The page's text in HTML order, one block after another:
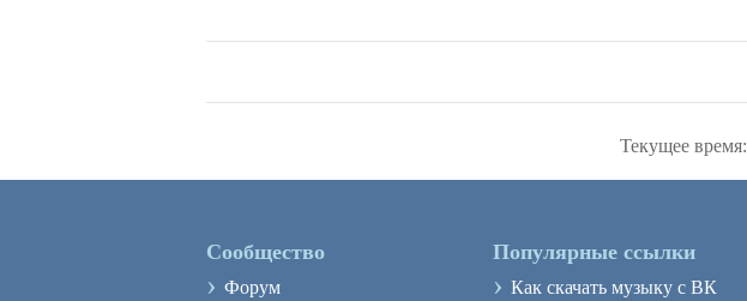
Текущее время:
Сообщество
› Форум
Популярные ссылки
› Как скачать музыку с ВК